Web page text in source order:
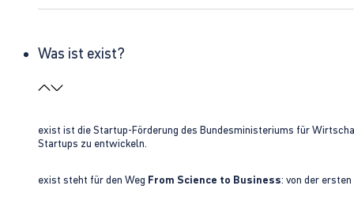
Was ist exist?
exist ist die Startup-Förderung des Bundesministeriums für
Startups zu entwickeln.
exist steht für den Weg From Science to Business: von der